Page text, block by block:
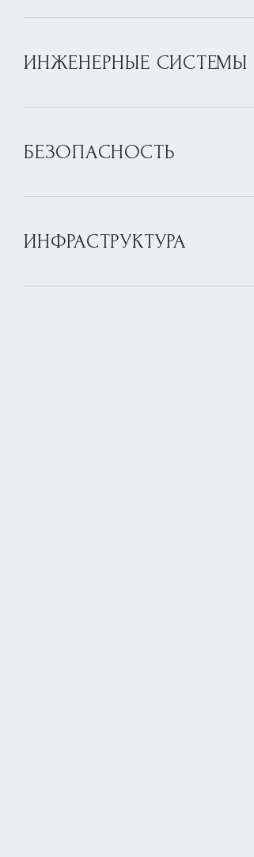
ИНЖЕНЕРНЫЕ СИСТЕМЫ
БЕЗОПАСНОСТЬ
ИНФРАСТРУКТУРА